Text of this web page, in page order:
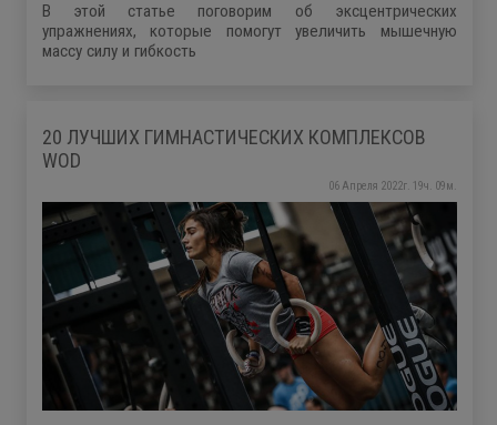
В этой статье поговорим об эксцентрических
упражнениях, которые помогут увеличить мышечную
массу силу и гибкость
20 ЛУЧШИХ ГИМНАСТИЧЕСКИХ КОМПЛЕКСОВ
WOD
06 Апреля 2022г. 19ч. 09м.